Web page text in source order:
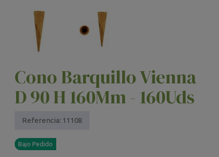
Cono Barquillo Vienna
D 90 H 160Mm - 160Uds
Referencia: 11108
Bajo Pedido